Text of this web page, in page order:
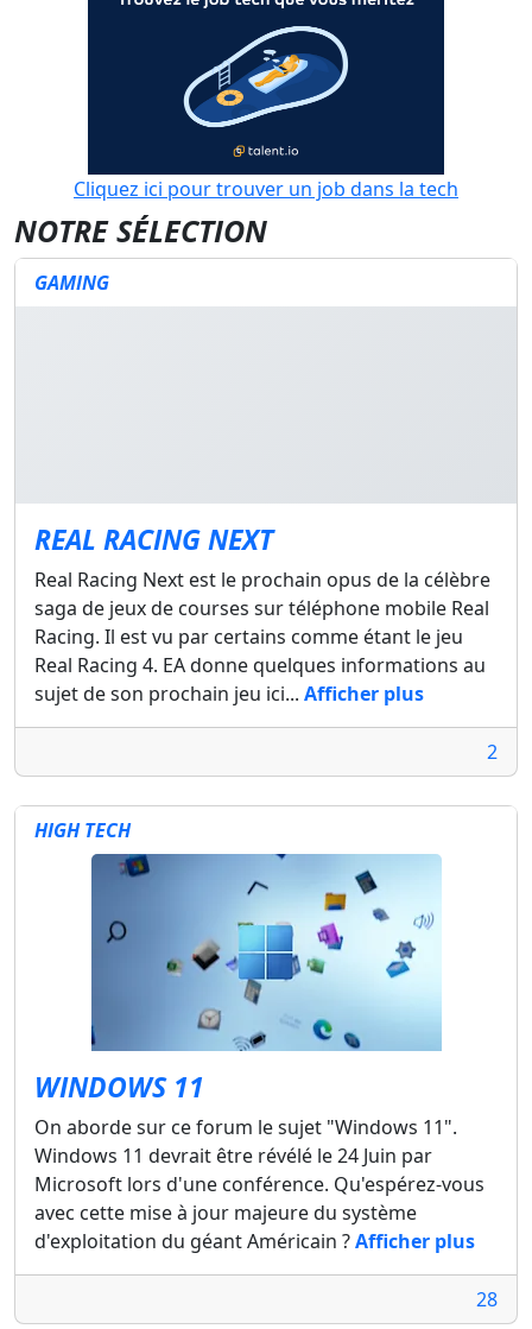
Cliquez ici pour trouver un job dans la tech
NOTRE SÉLECTION
GAMING
REAL RACING NEXT
Real Racing Next est le prochain opus de la célèbre
saga de jeux de courses sur téléphone mobile Real
Racing. Il est vu par certains comme étant le jeu
Real Racing 4. EA donne quelques informations au
sujet de son prochain jeu ici... Afficher plus
2
HIGH TECH
WINDOWS 11
On aborde sur ce forum le sujet "Windows 11".
Windows 11 devrait être révélé le 24 Juin par
Microsoft lors d'une conférence. Qu'espérez-vous
avec cette mise à jour majeure du système
d'exploitation du géant Américain ?Afficher plus
28